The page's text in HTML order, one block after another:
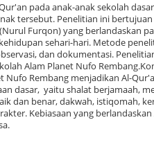
pada anak-anak sekolah
tersebut. Penelitian ini
Furqon) yang berlandaskan
sehari-hari. Metode
dan dokumentasi.
Alam Planet Nufo
Nufo Rembang menjadikan Al-
dasar, yaitu shalat berjamaah,
dan benar, dakwah, istiqomah,
Kebiasaan yang